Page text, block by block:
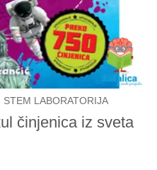
STEM LABORATORIJA
činjenica iz sveta